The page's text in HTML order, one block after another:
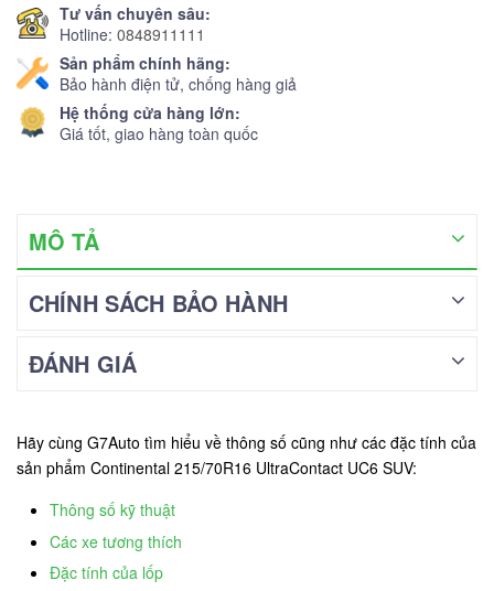
Tư vấn chuyên sâu:
Hotline: 0848911111
Sản phẩm chính hãng:
Bảo hành điện tử, chống hàng giả
Hệ thống cửa hàng lớn:
Giá tốt, giao hàng toàn quốc
MÔ TẢ
CHÍNH SÁCH BẢO HÀNH
ĐÁNH GIÁ
Hãy cùng G7Auto tìm hiểu về thông số cũng như các đặc tính của
sản phẩm Continental 215/70R16 UltraContact UC6 SUV:
Thông số kỹ thuật
Các xe tương thích
Đặc tính của lốp